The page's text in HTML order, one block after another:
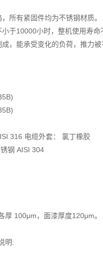
所有紧固件均为不锈钢材质。
于10000小时，整机使用寿命
，能承受变化的负荷，推力被
316 电缆外套： 氯丁橡胶
钢 AISI 304
厚 100μm，面漆厚度120μm。
明: